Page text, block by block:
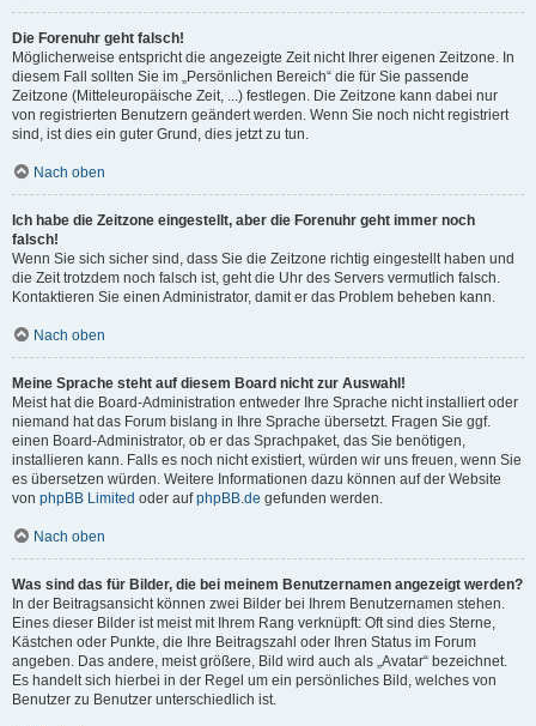
Die Forenuhr geht falsch!
Möglicherweise entspricht die angezeigte Zeit nicht Ihrer eigenen Zeitzone. In
diesem Fall sollten Sie im „Persönlichen Bereich“ die für Sie passende
Zeitzone (Mitteleuropäische Zeit, ...) festlegen. Die Zeitzone kann dabei nur
von registrierten Benutzern geändert werden. Wenn Sie noch nicht registriert
sind, ist dies ein guter Grund, dies jetzt zu tun.
Nach oben
Ich habe die Zeitzone eingestellt, aber die Forenuhr geht immer noch
falsch!
Wenn Sie sich sicher sind, dass Sie die Zeitzone richtig eingestellt haben und
die Zeit trotzdem noch falsch ist, geht die Uhr des Servers vermutlich falsch.
Kontaktieren Sie einen Administrator, damit er das Problem beheben kann.
Nach oben
Meine Sprache steht auf diesem Board nicht zur Auswahl!
Meist hat die Board-Administration entweder Ihre Sprache nicht installiert oder
niemand hat das Forum bislang in Ihre Sprache übersetzt. Fragen Sie ggf.
einen Board-Administrator, ob er das Sprachpaket, das Sie benötigen,
installieren kann. Falls es noch nicht existiert, würden wir uns freuen, wenn Sie
es übersetzen würden. Weitere Informationen dazu können auf der Website
von phpBB Limited oder aufphpBB.de gefunden werden.
Nach oben
Was sind das für Bilder, die bei meinem Benutzernamen angezeigt werden?
In der Beitragsansicht können zwei Bilder bei Ihrem Benutzernamen stehen.
Eines dieser Bilder ist meist mit Ihrem Rang verknüpft: Oft sind dies Sterne,
Kästchen oder Punkte, die Ihre Beitragszahl oder Ihren Status im Forum
angeben. Das andere, meist größere, Bild wird auch als „Avatar“ bezeichnet.
Es handelt sich hierbei in der Regel um ein persönliches Bild, welches von
Benutzer zu Benutzer unterschiedlich ist.